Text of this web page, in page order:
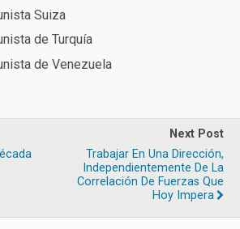
Suiza
de Turquía
de Venezuela
Next Post
Trabajar En Una Dirección,
Independientemente De La
Correlación De Fuerzas Que
Hoy Impera